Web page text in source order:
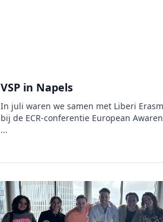
VSP in Napels
In juli waren we samen met Liberi
bij de ECR-conferentie European
...